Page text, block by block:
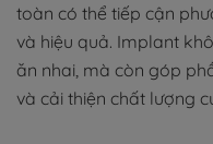
toàn có thể tiếp cận
và hiệu quả. Implant
ăn nhai, mà còn góp
và cải thiện chất lượng